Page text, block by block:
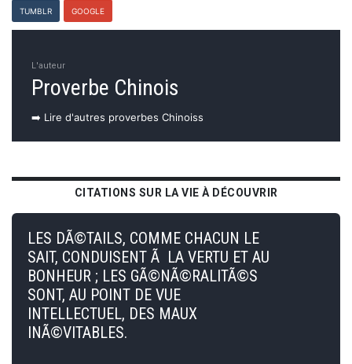
TUMBLR GOOGLE
L'auteur
Proverbe Chinois
➡️ Lire d'autres proverbes Chinoiss
CITATIONS SUR LA VIE À DÉCOUVRIR
LES DÃ©TAILS, COMME CHACUN LE
SAIT, CONDUISENT Ã LA VERTU ET AU
BONHEUR ; LES GÃ©NÃ©RALITÃ©S
SONT, AU POINT DE VUE
INTELLECTUEL, DES MAUX
INÃ©VITABLES.